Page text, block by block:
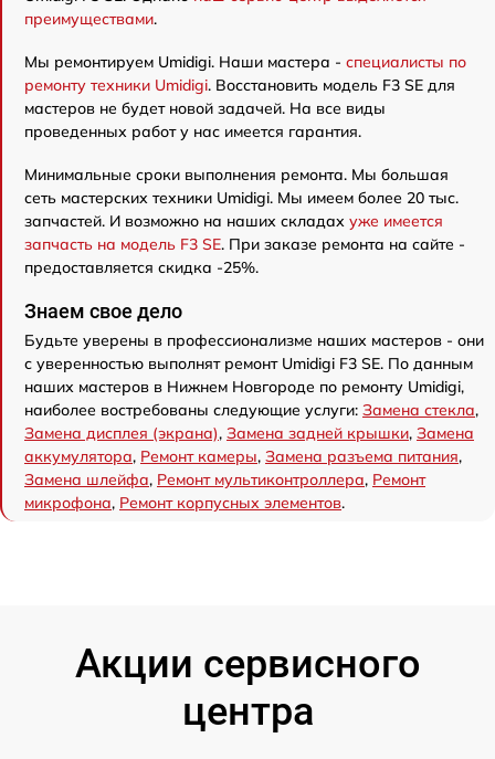
преимуществами.
Мы ремонтируем Umidigi. Наши мастера - специалисты по
ремонту техники Umidigi. Восстановить модель F3 SE для
мастеров не будет новой задачей. На все виды
проведенных работ у нас имеется гарантия.
Минимальные сроки выполнения ремонта. Мы большая
сеть мастерских техники Umidigi. Мы имеем более 20 тыс.
запчастей. И возможно на наших складах уже имеется
запчасть на модель F3 SE. При заказе ремонта на сайте -
предоставляется скидка -25%.
Знаем свое дело
Будьте уверены в профессионализме наших мастеров - они
с уверенностью выполнят ремонт Umidigi F3 SE. По данным
наших мастеров в Нижнем Новгороде по ремонту Umidigi,
наиболее востребованы следующие услуги: Замена стекла,
Замена дисплея (экрана), Замена задней крышки, Замена
аккумулятора, Ремонт камеры, Замена разъема питания,
Замена шлейфа, Ремонт мультиконтроллера, Ремонт
микрофона, Ремонт корпусных элементов.
Акции сервисного
центра